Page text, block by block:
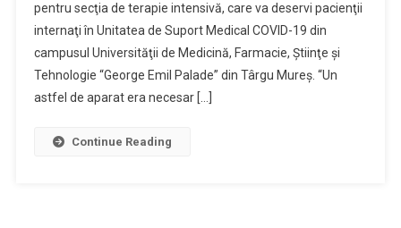
pentru secţia de terapie intensivă, care va deservi pacienţii
internaţi în Unitatea de Suport Medical COVID-19 din
campusul Universităţii de Medicină, Farmacie, Ştiinţe şi
Tehnologie “George Emil Palade” din Târgu Mureş. “Un
astfel de aparat era necesar […]
Continue Reading